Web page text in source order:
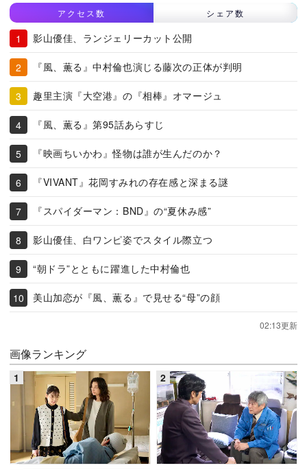
アクセス数 シェア数
影山優佳、ランジェリーカット公開
『風、薫る』中村倫也演じる藤次の正体が判明
趣里主演『大空港』の『相棒』オマージュ
『風、薫る』第95話あらすじ
『映画ちいかわ』怪物は誰が生んだのか？
『VIVANT』花岡すみれの存在感と深まる謎
『スパイダーマン：BND』の“夏休み感”
影山優佳、白ワンピ姿でスタイル際立つ
“朝ドラ”とともに躍進した中村倫也
美山加恋が『風、薫る』で見せる“母”の顔
02:13更新
画像ランキング